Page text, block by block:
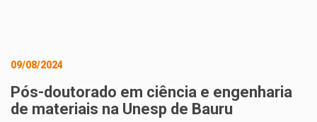
09/08/2024
Pós-doutorado em ciência e engenharia
de materiais na Unesp de Bauru